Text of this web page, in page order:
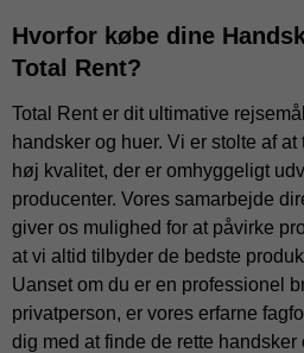
Hvorfor købe dine
Total Rent?
Total Rent er dit ultimative
handsker og huer. Vi er stolte af
høj kvalitet, der er omhyggeligt
producenter. Vores samarbejde
giver os mulighed for at påvirke
at vi altid tilbyder de bedste
Uanset om du er en professionel
privatperson, er vores erfarne
dig med at finde de rette handsker